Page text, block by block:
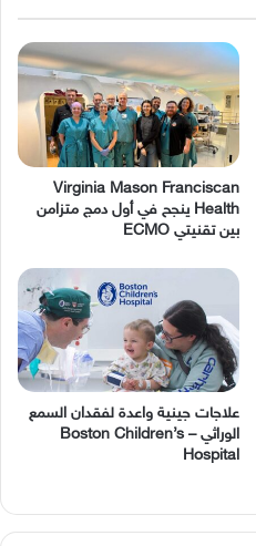
Virginia Mason Franciscan
Health ينجح في أول دمج متزامن
بين تقنيتي ECMO
‬الوراثي – Boston Children’s
Hospital